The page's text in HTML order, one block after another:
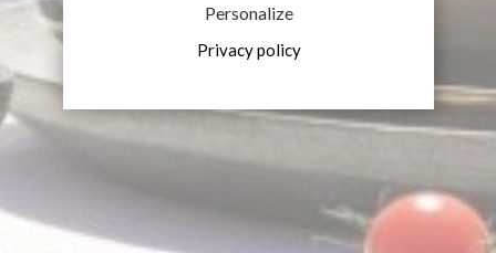
Personalize
Privacy policy